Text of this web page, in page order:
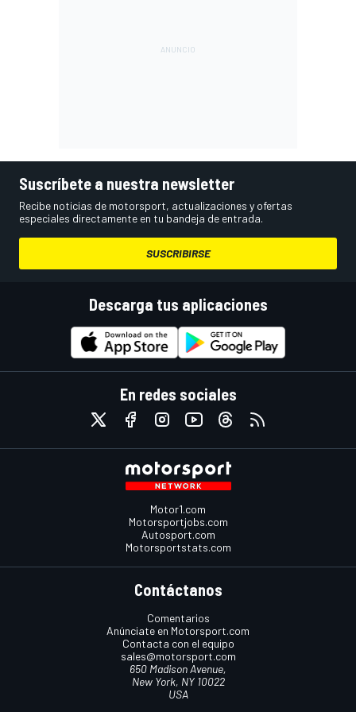
Suscríbete a nuestra newsletter
Recibe noticias de motorsport, actualizaciones y ofertas
especiales directamente en tu bandeja de entrada.
SUSCRIBIRSE
Descarga tus aplicaciones
En redes sociales
Motor1.com
Motorsportjobs.com
Autosport.com
Motorsportstats.com
Contáctanos
Comentarios
Anúnciate en Motorsport.com
Contacta con el equipo
sales@motorsport.com
650 Madison Avenue,
New York, NY 10022
USA